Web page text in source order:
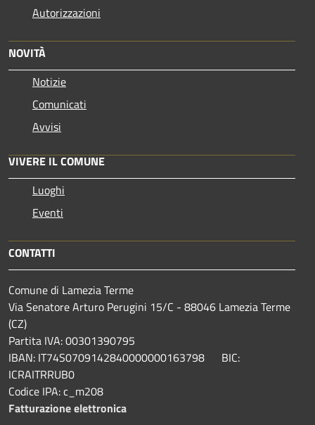
Autorizzazioni
NOVITÀ
Notizie
Comunicati
Avvisi
VIVERE IL COMUNE
Luoghi
Eventi
CONTATTI
Comune di Lamezia Terme
Via Senatore Arturo Perugini 15/C - 88046 Lamezia Terme
(CZ)
Partita IVA: 00301390795
IBAN: IT74S0709142840000000163798 BIC:
ICRAITRRUB0
Codice IPA: c_m208
Fatturazione elettronica